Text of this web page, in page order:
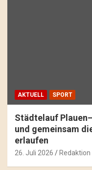
AKTUELL SPORT
Städtelauf
und gemeinsam
erlaufen
26. Juli 2026 Redaktion